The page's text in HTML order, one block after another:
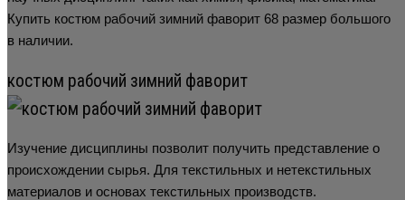
Купить костюм рабочий зимний фаворит 68 размер большого
в наличии.
костюм рабочий зимний фаворит
Изучение дисциплины позволит получить представление о
происхождении сырья. Для текстильных и нетекстильных
материалов и основах текстильных производств.